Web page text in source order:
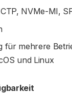
NVMe-MI,
für mehrere
und Linux